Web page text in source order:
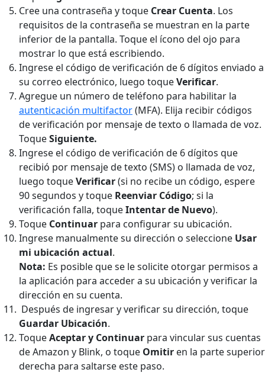
Cree una contraseña y toque Crear Cuenta. Los
requisitos de la contraseña se muestran en la parte
inferior de la pantalla. Toque el ícono del ojo para
mostrar lo que está escribiendo.
Ingrese el código de verificación de 6 dígitos enviado a
su correo electrónico, luego toqueVerificar.
Agregue un número de teléfono para habilitar la
autenticación multifactor(MFA). Elija recibir códigos
de verificación por mensaje de texto o llamada de voz.
ToqueSiguiente.
Ingrese el código de verificación de 6 dígitos que
recibió por mensaje de texto (SMS) o llamada de voz,
luego toqueVerificar(si no recibe un código, espere
90 segundos y toque Reenviar Código; si la
verificación falla, toqueIntentar de Nuevo).
Toque Continuar para configurar su ubicación.
Ingrese manualmente su dirección o seleccione Usar
mi ubicación actual.
Nota: Es posible que se le solicite otorgar permisos a
la aplicación para acceder a su ubicación y verificar la
dirección en su cuenta.
Después de ingresar y verificar su dirección, toque
Guardar Ubicación.
ToqueAceptar y Continuar para vincular sus cuentas
de Amazon y Blink, o toque Omitir en la parte superior
derecha para saltarse este paso.